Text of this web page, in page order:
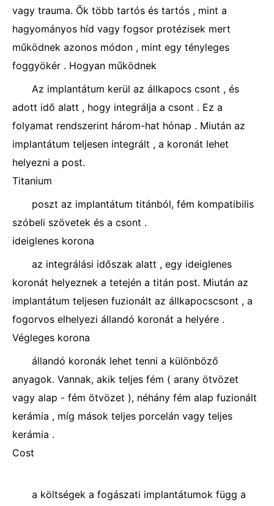
vagy trauma. Ők több tartós és tartós , mint a
hagyományos híd vagy fogsor protézisek mert
működnek azonos módon , mint egy tényleges
foggyökér . Hogyan működnek
Az implantátum kerül az állkapocs csont , és
adott idő alatt , hogy integrálja a csont . Ez a
folyamat rendszerint három-hat hónap . Miután az
implantátum teljesen integrált , a koronát lehet
helyezni a post.
Titanium
poszt az implantátum titánból, fém kompatibilis
szóbeli szövetek és a csont .
ideiglenes korona
az integrálási időszak alatt , egy ideiglenes
koronát helyeznek a tetején a titán post. Miután az
implantátum teljesen fuzionált az állkapocscsont , a
fogorvos elhelyezi állandó koronát a helyére .
Végleges korona
állandó koronák lehet tenni a különböző
anyagok. Vannak, akik teljes fém ( arany ötvözet
vagy alap - fém ötvözet ), néhány fém alap fuzionált
kerámia , míg mások teljes porcelán vagy teljes
kerámia .
Cost
a költségek a fogászati ​​implantátumok függ a